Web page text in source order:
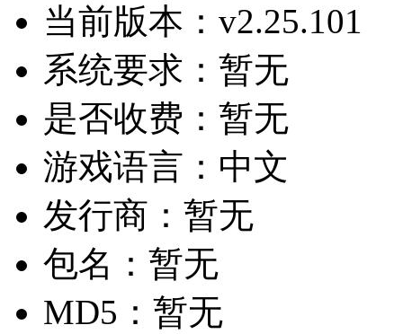
当前版本： v2.25.101
系统要求： 暂无
是否收费： 暂无
游戏语言： 中文
发行商： 暂无
包名： 暂无
MD5： 暂无